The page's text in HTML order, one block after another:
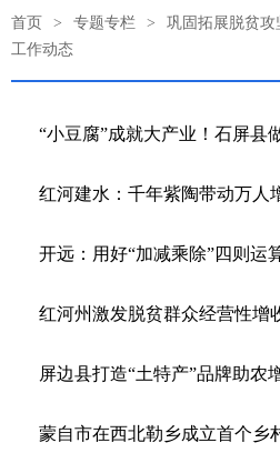
首页 > 专题专栏 > 巩固拓展脱贫
工作动态
红河建水：千年紫陶带动万人
红河州激发脱贫群众经营性增
屏边县打造“土特产”品牌助农